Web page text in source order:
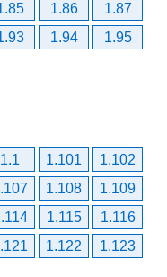
1.86
1.87
1.94 1.95
1.1 1.101
1.102
1.108
1.109
1.115
1.116
1.122
1.123